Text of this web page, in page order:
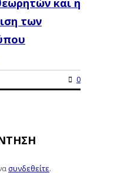
των
0
συνδεθείτε.